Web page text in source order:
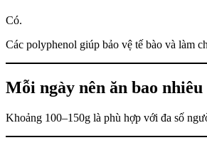
Có.
Các polyphenol giúp bảo vệ tế bào và làm
Mỗi ngày nên ăn bao nhiêu
Khoảng 100–150g là phù hợp với đa số